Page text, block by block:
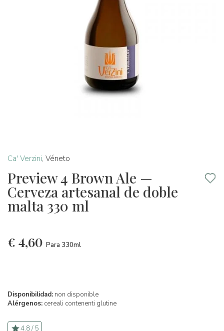
Ca' Verzini, Véneto
Preview 4 Brown Ale —
Cerveza artesanal de doble
malta 330 ml
€ 4,60 Para 330ml
Disponibilidad: non disponible
Alérgenos: cereali contenenti glutine
4.8 / 5